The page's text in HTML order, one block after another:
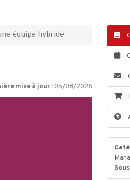
équipe hybride
mise à jour : 05/08/2026